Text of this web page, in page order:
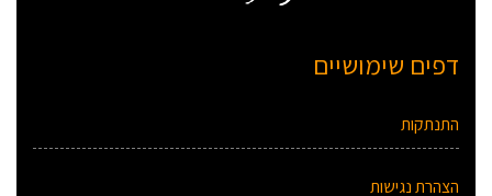
דפים שימושיים
התנתקות
הצהרת נגישות